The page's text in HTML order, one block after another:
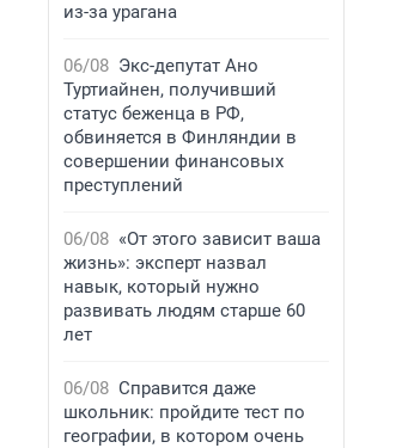
из-за урагана
06/08 Экс-депутат Ано
Туртиайнен, получивший
статус беженца в РФ,
обвиняется в Финляндии в
совершении финансовых
преступлений
06/08 «От этого зависит ваша
жизнь»: эксперт назвал
навык, который нужно
развивать людям старше 60
лет
06/08 Справится даже
школьник: пройдите тест по
географии, в котором очень